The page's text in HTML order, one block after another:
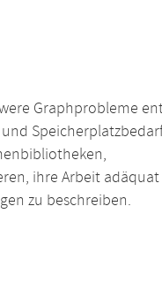
Graphprobleme
ihre Arbeit
zu beschreiben.